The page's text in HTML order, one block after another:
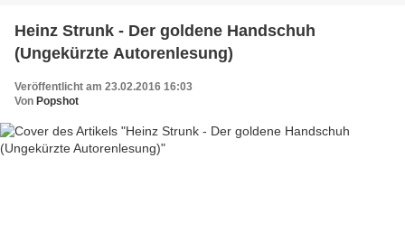
Heinz Strunk - Der goldene Handschuh
(Ungekürzte Autorenlesung)
Veröffentlicht am 23.02.2016 16:03
Von Popshot